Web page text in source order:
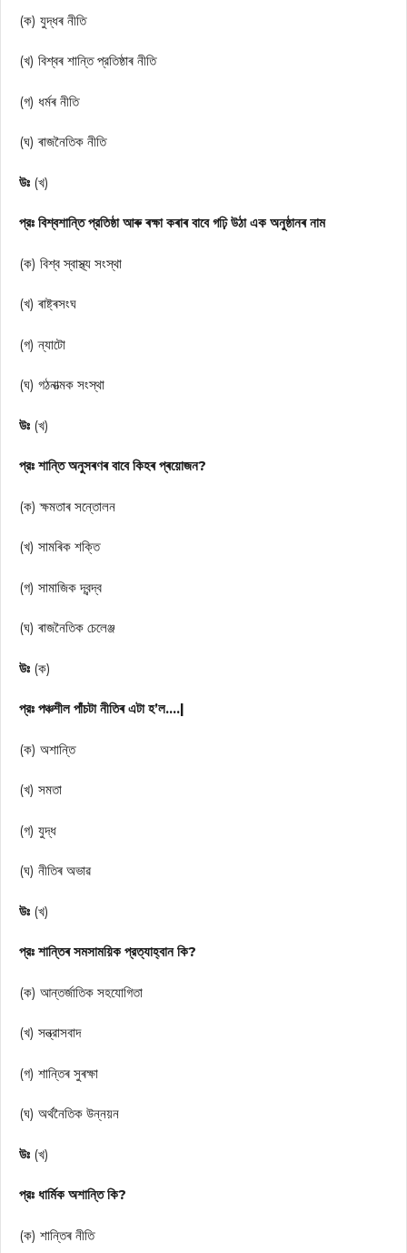
(ক) যুদ্ধৰ নীতি
(খ) বিশ্বৰ শান্তি প্রতিষ্ঠাৰ নীতি
(গ) ধৰ্মৰ নীতি
(ঘ) ৰাজনৈতিক নীতি
উঃ (খ)
প্রঃ বিশ্বশান্তি প্রতিষ্ঠা আৰু ৰক্ষা কৰাৰ বাবে গঢ়ি উঠা এক অনুষ্ঠানৰ নাম
(ক) বিশ্ব স্বাস্থ্য সংস্থা
(খ) ৰাষ্ট্ৰসংঘ
(গ) ন্যাটো
(ঘ) গঠনাত্মক সংস্থা
উঃ (খ)
প্রঃ শান্তি অনুসৰণৰ বাবে কিহৰ প্ৰয়োজন?
(ক) ক্ষমতাৰ সন্তোলন
(খ) সামৰিক শক্তি
(গ) সামাজিক দ্বন্দ্ব
(ঘ) ৰাজনৈতিক চেলেঞ্জ
উঃ (ক)
প্রঃ পঞ্চশীল পাঁচটা নীতিৰ এটা হ’ল….|
(ক) অশান্তি
(খ) সমতা
(গ) যুদ্ধ
(ঘ) নীতিৰ অভাৱ
উঃ (খ)
প্রঃ শান্তিৰ সমসাময়িক প্রত্যাহ্বান কি?
(ক) আন্তর্জাতিক সহযোগিতা
(খ) সন্ত্রাসবাদ
(গ) শান্তিৰ সুৰক্ষা
(ঘ) অর্থনৈতিক উন্নয়ন
উঃ (খ)
প্রঃ ধার্মিক অশান্তি কি?
(ক) শান্তিৰ নীতি